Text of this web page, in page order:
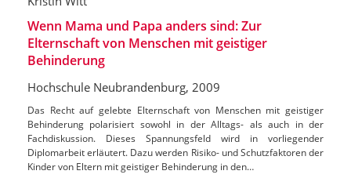
Wenn Mama und Papa anders sind: Zur
Elternschaft von Menschen mit geistiger
Behinderung
Hochschule Neubrandenburg, 2009
Das Recht auf gelebte Elternschaft von Menschen mit geistiger
Behinderung polarisiert sowohl in der Alltags- als auch in der
Fachdiskussion. Dieses Spannungsfeld wird in vorliegender
Diplomarbeit erläutert. Dazu werden Risiko- und Schutzfaktoren der
Kinder von Eltern mit geistiger Behinderung in den…